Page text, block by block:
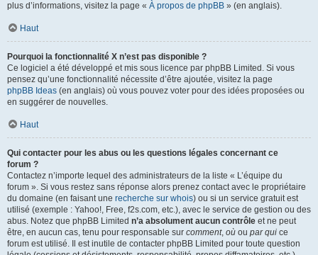
plus d’informations, visitez la page « À propos de phpBB » (en anglais).
Haut
Pourquoi la fonctionnalité X n’est pas disponible ?
Ce logiciel a été développé et mis sous licence par phpBB Limited. Si vous
pensez qu’une fonctionnalité nécessite d’être ajoutée, visitez la page
phpBB Ideas (en anglais) où vous pouvez voter pour des idées proposées ou
en suggérer de nouvelles.
Haut
Qui contacter pour les abus ou les questions légales concernant ce
forum ?
Contactez n’importe lequel des administrateurs de la liste « L’équipe du
forum ». Si vous restez sans réponse alors prenez contact avec le propriétaire
du domaine (en faisant une recherche sur whois) ou si un service gratuit est
utilisé (exemple : Yahoo!, Free, f2s.com, etc.), avec le service de gestion ou des
abus. Notez que phpBB Limited n’a absolument aucun contrôle et ne peut
être, en aucun cas, tenu pour responsable sur comment, où ou par qui ce
forum est utilisé. Il est inutile de contacter phpBB Limited pour toute question